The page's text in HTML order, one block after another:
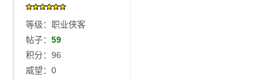
等级：职业侠客
帖子： 59
积分：96
威望：0